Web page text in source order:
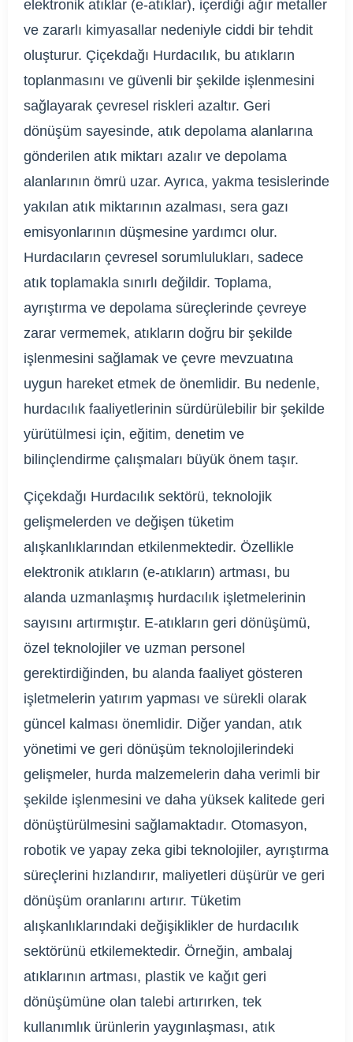
elektronik atıklar (e-atıklar), içerdiği ağır metaller
ve zararlı kimyasallar nedeniyle ciddi bir tehdit
oluşturur. Çiçekdağı Hurdacılık, bu atıkların
toplanmasını ve güvenli bir şekilde işlenmesini
sağlayarak çevresel riskleri azaltır. Geri
dönüşüm sayesinde, atık depolama alanlarına
gönderilen atık miktarı azalır ve depolama
alanlarının ömrü uzar. Ayrıca, yakma tesislerinde
yakılan atık miktarının azalması, sera gazı
emisyonlarının düşmesine yardımcı olur.
Hurdacıların çevresel sorumlulukları, sadece
atık toplamakla sınırlı değildir. Toplama,
ayrıştırma ve depolama süreçlerinde çevreye
zarar vermemek, atıkların doğru bir şekilde
işlenmesini sağlamak ve çevre mevzuatına
uygun hareket etmek de önemlidir. Bu nedenle,
hurdacılık faaliyetlerinin sürdürülebilir bir şekilde
yürütülmesi için, eğitim, denetim ve
bilinçlendirme çalışmaları büyük önem taşır.
Çiçekdağı Hurdacılık sektörü, teknolojik
gelişmelerden ve değişen tüketim
alışkanlıklarından etkilenmektedir. Özellikle
elektronik atıkların (e-atıkların) artması, bu
alanda uzmanlaşmış hurdacılık işletmelerinin
sayısını artırmıştır. E-atıkların geri dönüşümü,
özel teknolojiler ve uzman personel
gerektirdiğinden, bu alanda faaliyet gösteren
işletmelerin yatırım yapması ve sürekli olarak
güncel kalması önemlidir. Diğer yandan, atık
yönetimi ve geri dönüşüm teknolojilerindeki
gelişmeler, hurda malzemelerin daha verimli bir
şekilde işlenmesini ve daha yüksek kalitede geri
dönüştürülmesini sağlamaktadır. Otomasyon,
robotik ve yapay zeka gibi teknolojiler, ayrıştırma
süreçlerini hızlandırır, maliyetleri düşürür ve geri
dönüşüm oranlarını artırır. Tüketim
alışkanlıklarındaki değişiklikler de hurdacılık
sektörünü etkilemektedir. Örneğin, ambalaj
atıklarının artması, plastik ve kağıt geri
dönüşümüne olan talebi artırırken, tek
kullanımlık ürünlerin yaygınlaşması, atık